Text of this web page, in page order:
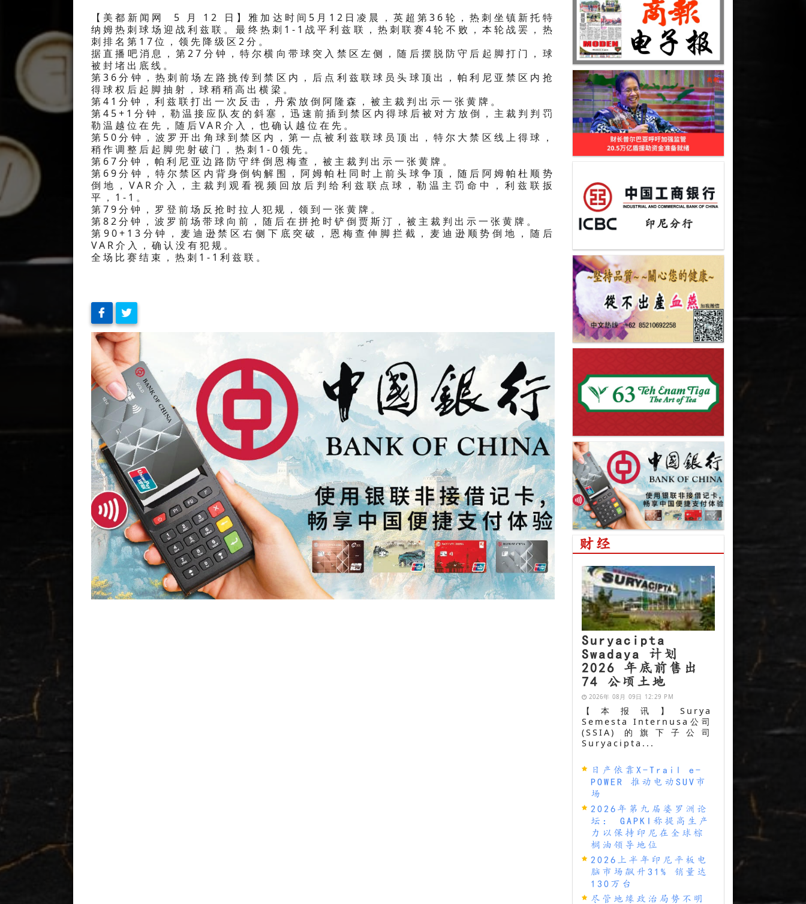
【美都新闻网 5 月 12 日】雅加达时间5月12日凌晨，英超第36轮，热刺坐镇新托特
纳姆热刺球场迎战利兹联。最终热刺1-1战平利兹联，热刺联赛4轮不败，本轮战罢，热
刺排名第17位，领先降级区2分。
据直播吧消息，第27分钟，特尔横向带球突入禁区左侧，随后摆脱防守后起脚打门，球
被封堵出底线。
第36分钟，热刺前场左路挑传到禁区内，后点利兹联球员头球顶出，帕利尼亚禁区内抢
得球权后起脚抽射，球稍稍高出横梁。
第41分钟，利兹联打出一次反击，丹索放倒阿隆森，被主裁判出示一张黄牌。
第45+1分钟，勒温接应队友的斜塞，迅速前插到禁区内得球后被对方放倒，主裁判判罚
勒温越位在先，随后VAR介入，也确认越位在先。
第50分钟，波罗开出角球到禁区内，第一点被利兹联球员顶出，特尔大禁区线上得球，
稍作调整后起脚兜射破门，热刺1-0领先。
第67分钟，帕利尼亚边路防守绊倒恩梅查，被主裁判出示一张黄牌。
第69分钟，特尔禁区内背身倒钩解围，阿姆帕杜同时上前头球争顶，随后阿姆帕杜顺势
倒地，VAR介入，主裁判观看视频回放后判给利兹联点球，勒温主罚命中，利兹联扳
平，1-1。
第79分钟，罗登前场反抢时拉人犯规，领到一张黄牌。
第82分钟，波罗前场带球向前，随后在拼抢时铲倒贾斯汀，被主裁判出示一张黄牌。
第90+13分钟，麦迪逊禁区右侧下底突破，恩梅查伸脚拦截，麦迪逊顺势倒地，随后
VAR介入，确认没有犯规。
全场比赛结束，热刺1-1利兹联。
财经
Suryacipta
Swadaya 计划
2026 年底前售出
74 公顷土地
2026年 08月 09日 12:29 PM
【本报讯】Surya
Semesta Internusa公司
(SSIA) 的旗下子公司
Suryacipta...
日产依靠X-Trail e-
POWER 推动电动SUV市
场
2026年第九届婆罗洲论
坛： GAPKI称提高生产
力以保持印尼在全球棕
榈油领导地位
2026上半年印尼平板电
脑市场飙升31% 销量达
130万台
尽管地缘政治局势不明